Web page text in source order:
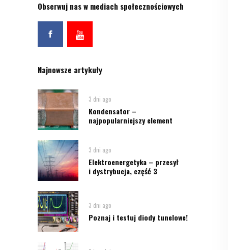
Obserwuj nas w mediach społecznościowych
Najnowsze artykuły
3 dni ago
Kondensator –
najpopularniejszy element
3 dni ago
Elektroenergetyka – przesył
i dystrybucja, część 3
3 dni ago
Poznaj i testuj diody tunelowe!